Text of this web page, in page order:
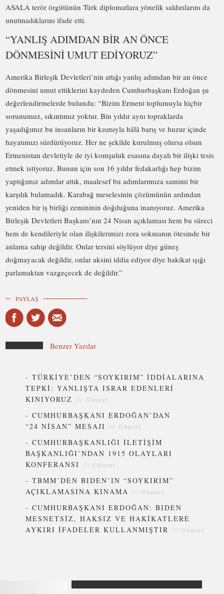
ASALA terör örgütünün Türk diplomatlara yönelik saldırılarını da
unutmadıklarını ifade etti.
“YANLIŞ ADIMDAN BİR AN ÖNCE
DÖNMESİNİ UMUT EDİYORUZ”
Amerika Birleşik Devletleri’nin attığı yanlış adımdan bir an önce
dönmesini umut ettiklerini kaydeden Cumhurbaşkanı Erdoğan şu
değerlendirmelerde bulundu: “Bizim Ermeni toplumuyla hiçbir
sorunumuz, sıkıntımız yoktur. Bin yıldır aynı topraklarda
yaşadığımız bu insanların bir kısmıyla hâlâ barış ve huzur içinde
hayatımızı sürdürüyoruz. Her ne şekilde kurulmuş olursa olsun
Ermenistan devletiyle de iyi komşuluk esasına dayalı bir ilişki tesis
etmek istiyoruz. Bunun için son 16 yıldır fedakarlığı hep bizim
yaptığımız adımlar attık, maalesef bu adımlarımıza samimi bir
karşılık bulamadık. Karabağ meselesinin çözümünün ardından
yeniden bir iş birliği zemininin doğduğuna inanıyoruz. Amerika
Birleşik Devletleri Başkanı’nın 24 Nisan açıklaması hem bu süreci
hem de kendileriyle olan ilişkilerimizi zora sokmanın ötesinde bir
anlama sahip değildir. Onlar tersini söylüyor diye güneş
doğmayacak değildir, onlar aksini iddia ediyor diye hakikat ışığı
parlamaktan vazgeçecek de değildir.”
PAYLAŞ
Benzer Yazılar
-TÜRKİYE’DEN “SOYKIRIM” İDDİALARINA
TEPKİ: YANLIŞTA ISRAR EDENLERİ
KINIYORUZ ///Güncel
-CUMHURBAŞKANI ERDOĞAN’DAN
“24 NİSAN” MESAJI ///Güncel
-CUMHURBAŞKANLIĞI İLETİŞİM
BAŞKANLIĞI’NDAN 1915 OLAYLARI
KONFERANSI ///Güncel
-TBMM’DEN BIDEN’IN “SOYKIRIM”
AÇIKLAMASINA KINAMA ///Güncel
-CUMHURBAŞKANI ERDOĞAN: BIDEN
MESNETSİZ, HAKSIZ VE HAKİKATLERE
AYKIRI İFADELER KULLANMIŞTIR///Güncel